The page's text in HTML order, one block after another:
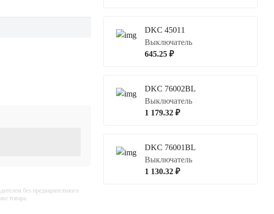
без предварительного
товара.
DKC 45011
Выключатель
645.25 ₽
DKC 76002BL
Выключатель
1 179.32 ₽
DKC 76001BL
Выключатель
1 130.32 ₽